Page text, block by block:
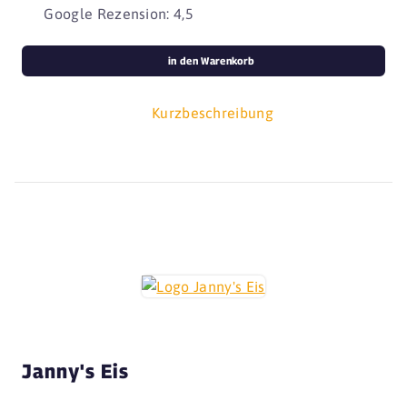
Google Rezension: 4,5
Kurzbeschreibung
in den Warenkorb
Janny's Eis